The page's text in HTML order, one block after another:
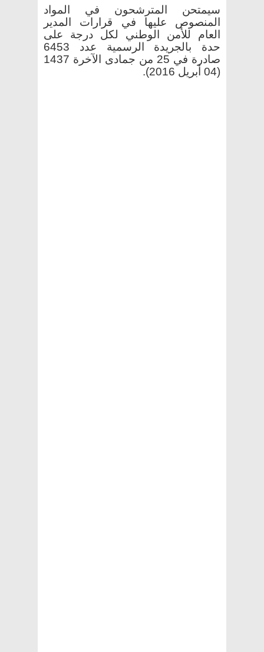
سيمتحن المترشحون في المواد
المنصوص عليها في قرارات المدير
العام للأمن الوطني لكل درجة على
حدة بالجريدة الرسمية عدد 6453
صادرة في 25 من جمادى الآخرة 1437
(04 أبريل 2016)
.